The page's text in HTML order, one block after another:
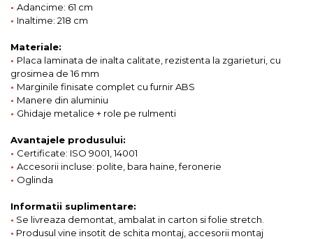
• Adancime: 61 cm
• Inaltime: 218 cm
Materiale:
• Placa laminata de inalta calitate, rezistenta la zgarieturi, cu
grosimea de 16 mm
• Marginile finisate complet cu furnir ABS
• Manere din aluminiu
• Ghidaje metalice + role pe rulmenti
Avantajele produsului:
• Certificate: ISO 9001, 14001
• Accesorii incluse: polite, bara haine, feronerie
• Oglinda
Informatii suplimentare:
• Se livreaza demontat, ambalat in carton si folie stretch.
• Produsul vine insotit de schita montaj, accesorii montaj